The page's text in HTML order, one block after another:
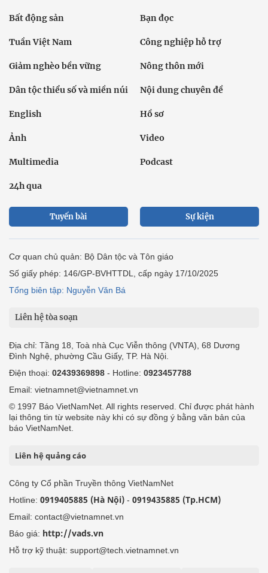
Bất động sản Bạn đọc
Tuần Việt Nam Công nghiệp hỗ trợ
Giảm nghèo bền vững Nông thôn mới
Dân tộc thiểu số và miền núi Nội dung chuyên đề
English Hồ sơ
Ảnh Video
Multimedia Podcast
24h qua
Tuyến bài Sự kiện
Cơ quan chủ quản: Bộ Dân tộc và Tôn giáo
Số giấy phép: 146/GP-BVHTTDL, cấp ngày 17/10/2025
Tổng biên tập: Nguyễn Văn Bá
Liên hệ tòa soạn
Địa chỉ: Tầng 18, Toà nhà Cục Viễn thông (VNTA), 68 Dương
Đình Nghệ, phường Cầu Giấy, TP. Hà Nội.
Điện thoại: 02439369898 - Hotline: 0923457788
Email: vietnamnet@vietnamnet.vn
© 1997 Báo VietNamNet. All rights reserved. Chỉ được phát hành
lại thông tin từ website này khi có sự đồng ý bằng văn bản của
báo VietNamNet.
Liên hệ quảng cáo
Công ty Cổ phần Truyền thông VietNamNet
Hotline: 0919405885 (Hà Nội) - 0919435885 (Tp.HCM)
Email: contact@vietnamnet.vn
Báo giá: http://vads.vn
Hỗ trợ kỹ thuật: support@tech.vietnamnet.vn